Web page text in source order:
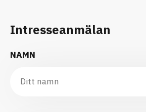
Intresseanmälan
NAMN